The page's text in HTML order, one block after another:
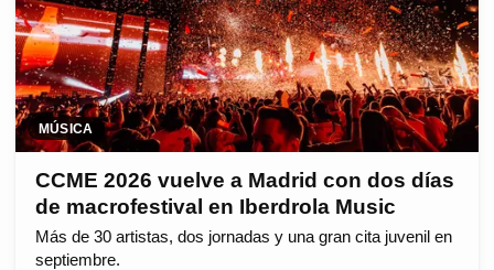
MÚSICA
CCME 2026 vuelve a Madrid con dos días
de macrofestival en Iberdrola Music
Más de 30 artistas, dos jornadas y una gran cita juvenil en
septiembre.